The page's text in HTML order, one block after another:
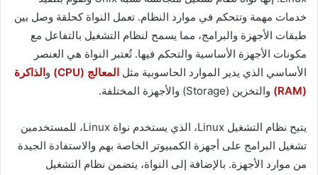
خدمات مهمة وتتحكم في موارد النظام. تعمل النواة كحلقة وصل بين
طبقات الأجهزة والبرامج، مما يسمح لنظام التشغيل بالتفاعل مع
مكونات الأجهزة الأساسية والتحكم فيها. تُعتبر النواة هي العنصر
الأساسي الذي يدير الموارد الحاسوبية مثل المعالج (CPU) و الذاكرة
(RAM)
والتخزين (Storage) والأجهزة المختلفة.
يتيح نظام التشغيل Linux، الذي يستخدم نواة Linux، للمستخدمين
تشغيل البرامج على أجهزة الكمبيوتر الخاصة بهم والاستفادة الجيدة
من موارد الأجهزة. بالإضافة إلى النواة، يتضمن نظام التشغيل